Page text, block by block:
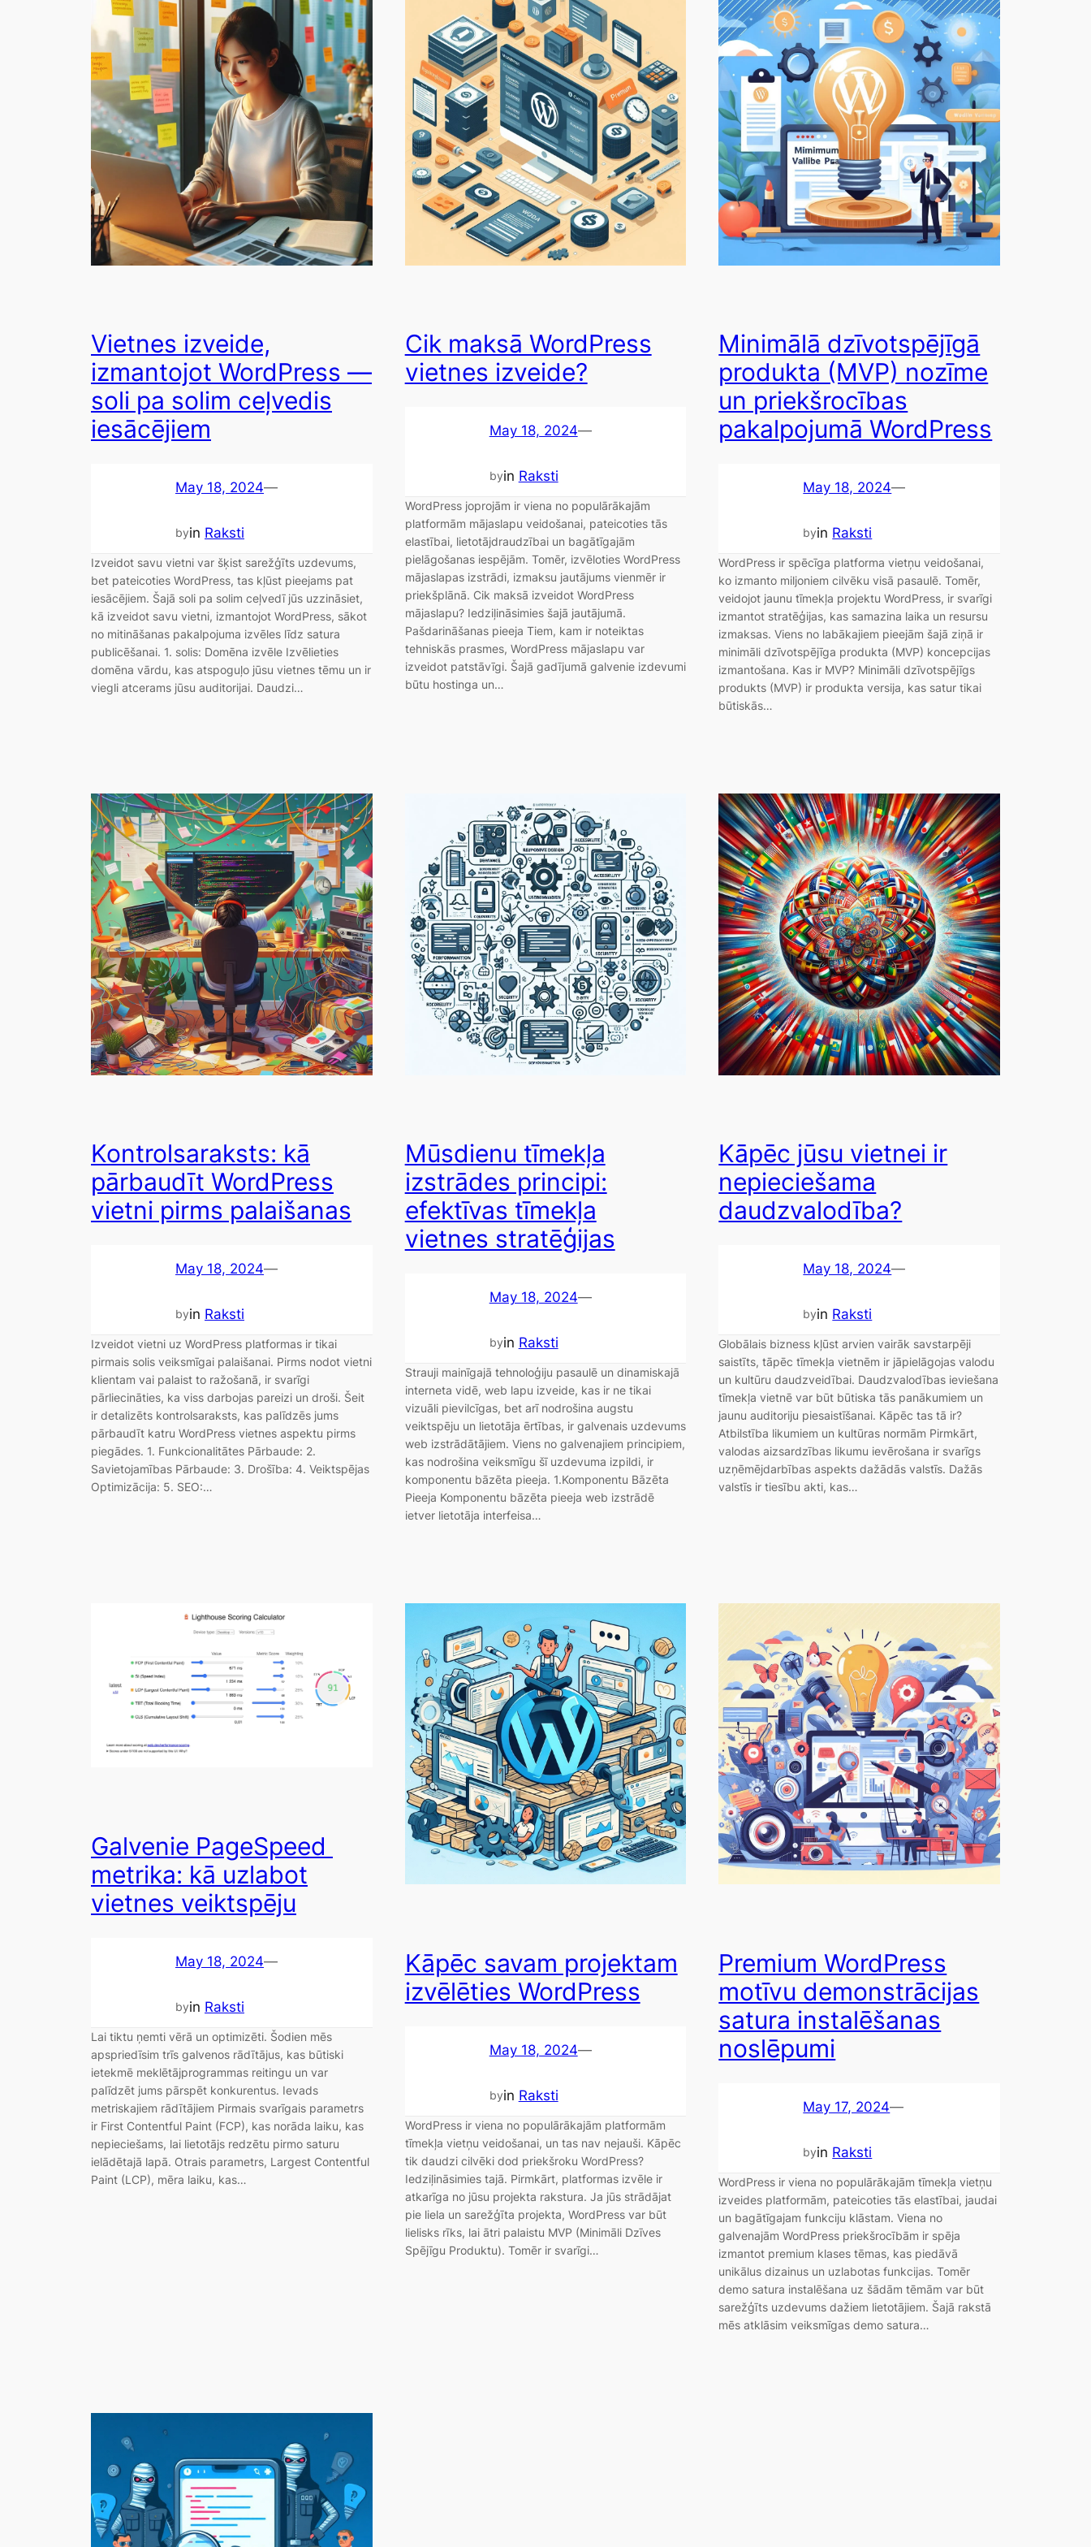
Vietnes izveide,
izmantojot WordPress —
soli pa solim ceļvedis
iesācējiem
May 18, 2024—
byin Raksti
Izveidot savu vietni var šķist sarežģīts uzdevums,
bet pateicoties WordPress, tas kļūst pieejams pat
iesācējiem. Šajā soli pa solim ceļvedī jūs uzzināsiet,
kā izveidot savu vietni, izmantojot WordPress, sākot
no mitināšanas pakalpojuma izvēles līdz satura
publicēšanai. 1. solis: Domēna izvēle Izvēlieties
domēna vārdu, kas atspoguļo jūsu vietnes tēmu un ir
viegli atcerams jūsu auditorijai. Daudzi…
Cik maksā WordPress
vietnes izveide?
May 18, 2024—
byin Raksti
WordPress joprojām ir viena no populārākajām
platformām mājaslapu veidošanai, pateicoties tās
elastībai, lietotājdraudzībai un bagātīgajām
pielāgošanas iespējām. Tomēr, izvēloties WordPress
mājaslapas izstrādi, izmaksu jautājums vienmēr ir
priekšplānā. Cik maksā izveidot WordPress
mājaslapu? Iedziļināsimies šajā jautājumā.
Pašdarināšanas pieeja Tiem, kam ir noteiktas
tehniskās prasmes, WordPress mājaslapu var
izveidot patstāvīgi. Šajā gadījumā galvenie izdevumi
būtu hostinga un…
Minimālā dzīvotspējīgā
produkta (MVP) nozīme
un priekšrocības
pakalpojumā WordPress
May 18, 2024—
byin Raksti
WordPress ir spēcīga platforma vietņu veidošanai,
ko izmanto miljoniem cilvēku visā pasaulē. Tomēr,
veidojot jaunu tīmekļa projektu WordPress, ir svarīgi
izmantot stratēģijas, kas samazina laika un resursu
izmaksas. Viens no labākajiem pieejām šajā ziņā ir
minimāli dzīvotspējīga produkta (MVP) koncepcijas
izmantošana. Kas ir MVP? Minimāli dzīvotspējīgs
produkts (MVP) ir produkta versija, kas satur tikai
būtiskās…
Kontrolsaraksts: kā
pārbaudīt WordPress
vietni pirms palaišanas
May 18, 2024—
byin Raksti
Izveidot vietni uz WordPress platformas ir tikai
pirmais solis veiksmīgai palaišanai. Pirms nodot vietni
klientam vai palaist to ražošanā, ir svarīgi
pārliecināties, ka viss darbojas pareizi un droši. Šeit
ir detalizēts kontrolsaraksts, kas palīdzēs jums
pārbaudīt katru WordPress vietnes aspektu pirms
piegādes. 1. Funkcionalitātes Pārbaude: 2.
Savietojamības Pārbaude: 3. Drošība: 4. Veiktspējas
Optimizācija: 5. SEO:…
Mūsdienu tīmekļa
izstrādes principi:
efektīvas tīmekļa
vietnes stratēģijas
May 18, 2024—
byin Raksti
Strauji mainīgajā tehnoloģiju pasaulē un dinamiskajā
interneta vidē, web lapu izveide, kas ir ne tikai
vizuāli pievilcīgas, bet arī nodrošina augstu
veiktspēju un lietotāja ērtības, ir galvenais uzdevums
web izstrādātājiem. Viens no galvenajiem principiem,
kas nodrošina veiksmīgu šī uzdevuma izpildi, ir
komponentu bāzēta pieeja. 1.Komponentu Bāzēta
Pieeja Komponentu bāzēta pieeja web izstrādē
ietver lietotāja interfeisa…
Kāpēc jūsu vietnei ir
nepieciešama
daudzvalodība?
May 18, 2024—
byin Raksti
Globālais bizness kļūst arvien vairāk savstarpēji
saistīts, tāpēc tīmekļa vietnēm ir jāpielāgojas valodu
un kultūru daudzveidībai. Daudzvalodības ieviešana
tīmekļa vietnē var būt būtiska tās panākumiem un
jaunu auditoriju piesaistīšanai. Kāpēc tas tā ir?
Atbilstība likumiem un kultūras normām Pirmkārt,
valodas aizsardzības likumu ievērošana ir svarīgs
uzņēmējdarbības aspekts dažādās valstīs. Dažās
valstīs ir tiesību akti, kas…
Galvenie PageSpeed ​​
metrika: kā uzlabot
vietnes veiktspēju
May 18, 2024—
byin Raksti
Lai tiktu ņemti vērā un optimizēti. Šodien mēs
apspriedīsim trīs galvenos rādītājus, kas būtiski
ietekmē meklētājprogrammas reitingu un var
palīdzēt jums pārspēt konkurentus. Ievads
metriskajiem rādītājiem Pirmais svarīgais parametrs
ir First Contentful Paint (FCP), kas norāda laiku, kas
nepieciešams, lai lietotājs redzētu pirmo saturu
ielādētajā lapā. Otrais parametrs, Largest Contentful
Paint (LCP), mēra laiku, kas…
Kāpēc savam projektam
izvēlēties WordPress
May 18, 2024—
byin Raksti
WordPress ir viena no populārākajām platformām
tīmekļa vietņu veidošanai, un tas nav nejauši. Kāpēc
tik daudzi cilvēki dod priekšroku WordPress?
Iedziļināsimies tajā. Pirmkārt, platformas izvēle ir
atkarīga no jūsu projekta rakstura. Ja jūs strādājat
pie liela un sarežģīta projekta, WordPress var būt
lielisks rīks, lai ātri palaistu MVP (Minimāli Dzīves
Spējīgu Produktu). Tomēr ir svarīgi…
Premium WordPress
motīvu demonstrācijas
satura instalēšanas
noslēpumi
May 17, 2024—
byin Raksti
WordPress ir viena no populārākajām tīmekļa vietņu
izveides platformām, pateicoties tās elastībai, jaudai
un bagātīgajam funkciju klāstam. Viena no
galvenajām WordPress priekšrocībām ir spēja
izmantot premium klases tēmas, kas piedāvā
unikālus dizainus un uzlabotas funkcijas. Tomēr
demo satura instalēšana uz šādām tēmām var būt
sarežģīts uzdevums dažiem lietotājiem. Šajā rakstā
mēs atklāsim veiksmīgas demo satura…